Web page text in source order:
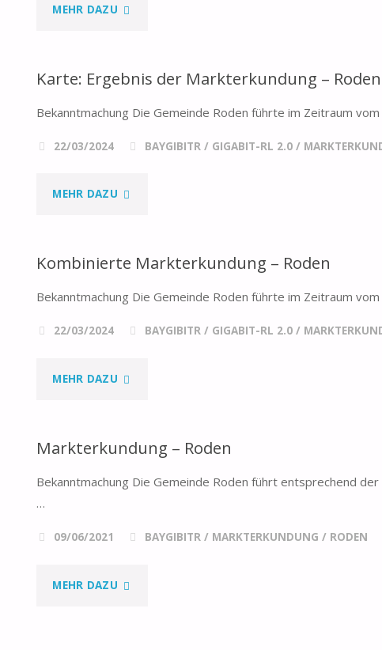
MEHR DAZU"ERGEBNIS
GIGABIT-
RL
2.0
Karte: Ergebnis der Markterkundung – Roden
Bekanntmachung Die Gemeinde Roden führte im Zeitraum
22/03/2024 BAYGIBITR / GIGABIT-RL 2.0/
MEHR DAZU"KARTE:
DER
MARKTERKUNDUNG
Kombinierte Markterkundung – Roden
Bekanntmachung Die Gemeinde Roden führte im Zeitraum
22/03/2024 BAYGIBITR/ GIGABIT-RL 2.0/
MEHR DAZU"KOMBINIERTE
–
RODEN"
Markterkundung – Roden
Bekanntmachung Die Gemeinde Roden führt entsprechend
…
09/06/2021 BAYGIBITR/ MARKTERKUNDUNG / RODEN
MEHR DAZU"MARKTERKUNDUNG